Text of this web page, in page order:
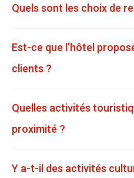
Quels sont les choix de
Est-ce que l’hôtel
clients ?
Quelles activités
proximité ?
Y a-t-il des activités